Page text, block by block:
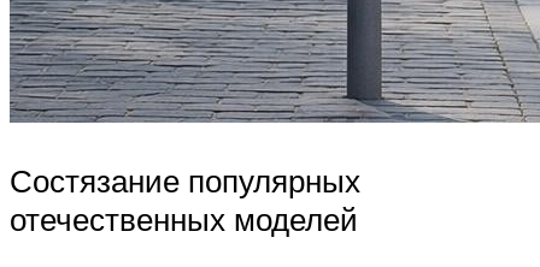
Состязание популярных
отечественных моделей